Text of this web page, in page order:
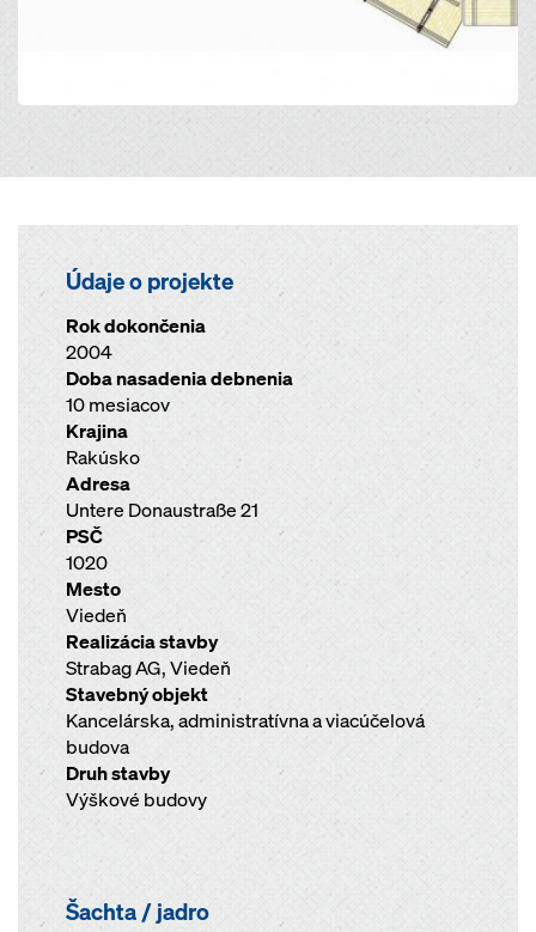
Údaje o projekte
Rok dokončenia
2004
Doba nasadenia debnenia
10 mesiacov
Krajina
Rakúsko
Adresa
Untere Donaustraße 21
PSČ
1020
Mesto
Viedeň
Realizácia stavby
Strabag AG, Viedeň
Stavebný objekt
Kancelárska, administratívna a viacúčelová
budova
Druh stavby
Výškové budovy
Šachta / jadro